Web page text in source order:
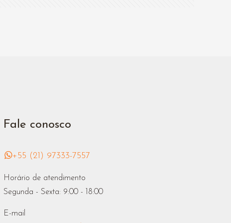
Fale conosco
+55 (21) 97333-7557
Horário de atendimento
Segunda - Sexta: 9:00 - 18:00
E-mail